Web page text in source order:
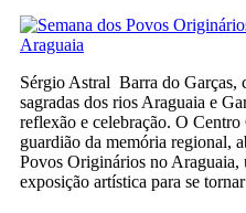
Sérgio Astral Barra do Garças,
sagradas dos rios Araguaia e
reflexão e celebração. O
guardião da memória regional,
Povos Originários no Araguaia,
exposição artística para se